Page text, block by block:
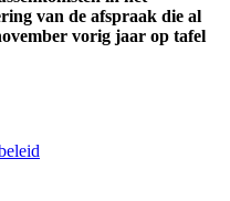
van de afspraak die al
vorig jaar op tafel